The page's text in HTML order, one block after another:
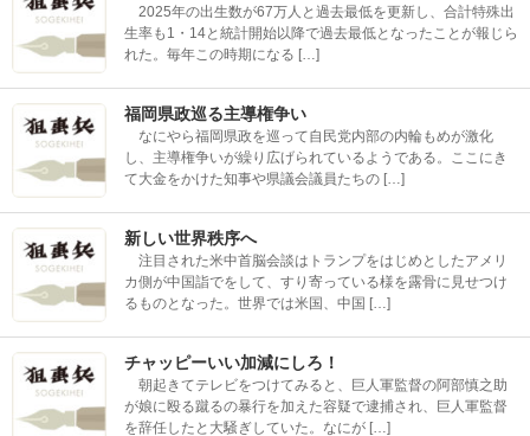
2025年の出生数が67万人と過去最低を更新し、合計特殊出
生率も1・14と統計開始以降で過去最低となったことが報じら
れた。毎年この時期になる […]
福岡県政巡る主導権争い
なにやら福岡県政を巡って自民党内部の内輪もめが激化
し、主導権争いが繰り広げられているようである。ここにき
て大金をかけた知事や県議会議員たちの […]
新しい世界秩序へ
注目された米中首脳会談はトランプをはじめとしたアメリ
カ側が中国詣でをして、すり寄っている様を露骨に見せつけ
るものとなった。世界では米国、中国 […]
チャッピーいい加減にしろ！
朝起きてテレビをつけてみると、巨人軍監督の阿部慎之助
が娘に殴る蹴るの暴行を加えた容疑で逮捕され、巨人軍監督
を辞任したと大騒ぎしていた。なにが […]